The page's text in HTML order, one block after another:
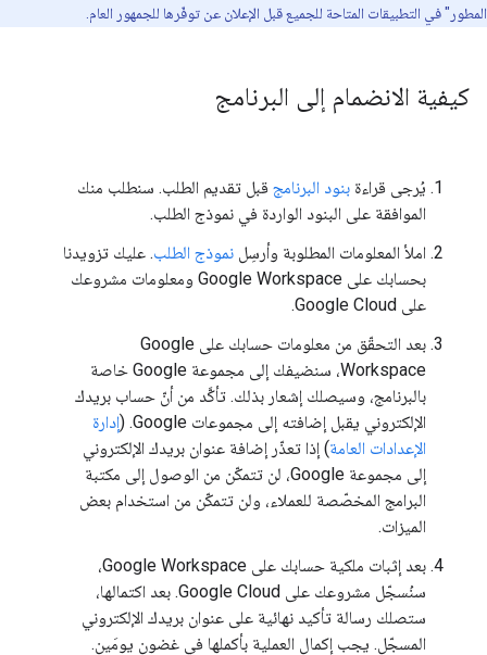
المطور" في التطبيقات المتاحة للجميع قبل الإعلان عن توفّرها للجمهور العام.
كيفية الانضمام إلى البرنامج
يُرجى قراءة بنود البرنامج قبل تقديم الطلب. سنطلب منك
الموافقة على البنود الواردة في نموذج الطلب.
املأ المعلومات المطلوبة وأرسِل نموذج الطلب. عليك تزويدنا
بحسابك على Google Workspace ومعلومات مشروعك
على Google Cloud.
بعد التحقّق من معلومات حسابك على Google
Workspace، سنضيفك إلى مجموعة Google خاصة
بالبرنامج، وسيصلك إشعار بذلك. تأكَّد من أنّ حساب بريدك
الإلكتروني يقبل إضافته إلى مجموعات Google. (
إدارة
الإعدادات العامة) إذا تعذّر إضافة عنوان بريدك الإلكتروني
إلى مجموعة Google، لن تتمكّن من الوصول إلى مكتبة
البرامج المخصّصة للعملاء، ولن تتمكّن من استخدام بعض
الميزات.
بعد إثبات ملكية حسابك على Google Workspace،
سنُسجّل مشروعك على Google Cloud. بعد اكتمالها،
ستصلك رسالة تأكيد نهائية على عنوان بريدك الإلكتروني
المسجّل. يجب إكمال العملية بأكملها في غضون يومَين.